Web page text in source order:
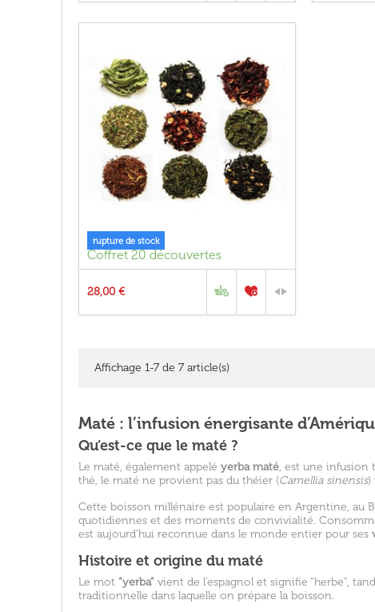
rupture de stock
Coffret 20 découvertes
28,00 €
Affichage 1-7 de 7 article(s)
Maté : l’infusion énergisante
Qu’est-ce que le maté ?
Le maté, également appelé yerba maté, est une infusion
thé, le maté ne provient pas du théier (Camellia sinensis)
Cette boisson millénaire est populaire en Argentine, au
quotidiennes et des moments de convivialité.
est aujourd’hui reconnue dans le monde entier pour ses
Histoire et origine du maté
Le mot “yerba” vient de l’espagnol et signifie “herbe”,
traditionnelle dans laquelle on prépare la boisson.